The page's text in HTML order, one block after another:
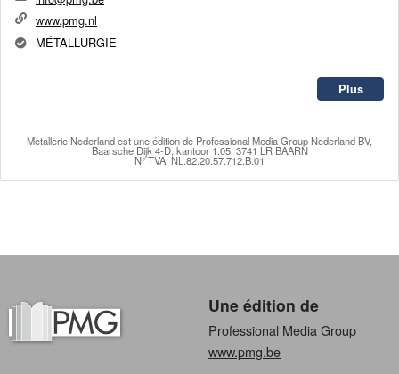
www.pmg.nl
MÉTALLURGIE
Plus
Metallerie Nederlandest une édition de Professional Media Group Nederland BV,
Baarsche Dijk 4-D, kantoor 1.05, 3741 LR BAARN
N° TVA: NL.82.20.57.712.B.01
Une édition de
Professional Media Group
www.pmg.be